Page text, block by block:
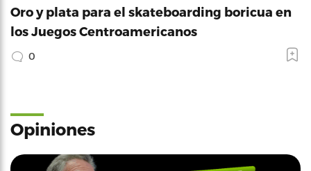
Oro y plata para el skateboarding boricua en
los Juegos Centroamericanos
0
Opiniones